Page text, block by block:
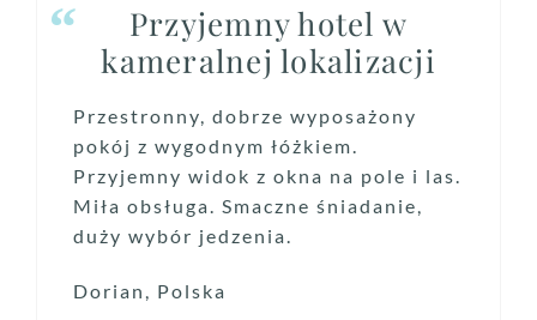
Przyjemny hotel w
kameralnej lokalizacji
Przestronny, dobrze wyposażony
pokój z wygodnym łóżkiem.
Przyjemny widok z okna na pole i las.
Miła obsługa. Smaczne śniadanie,
duży wybór jedzenia.
Dorian, Polska